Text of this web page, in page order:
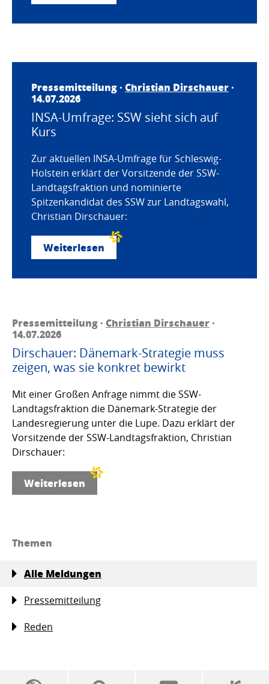
Pressemitteilung · Christian Dirschauer·
14.07.2026
INSA-Umfrage: SSW sieht sich auf
Kurs
Zur aktuellen INSA-Umfrage für Schleswig-
Holstein erklärt der Vorsitzende der SSW-
Landtagsfraktion und nominierte
Spitzenkandidat des SSW zur Landtagswahl,
Christian Dirschauer:
Weiterlesen
Pressemitteilung · Christian Dirschauer·
14.07.2026
Dirschauer: Dänemark-Strategie muss
zeigen, was sie konkret bewirkt
Mit einer Großen Anfrage nimmt die SSW-
Landtagsfraktion die Dänemark-Strategie der
Landesregierung unter die Lupe. Dazu erklärt der
Vorsitzende der SSW-Landtagsfraktion, Christian
Dirschauer:
Weiterlesen
Themen
Alle Meldungen
Pressemitteilung
Reden